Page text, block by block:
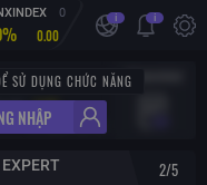
0
0.00
i i
nay: 0.00
kế: 0.00
Xem tất cả
SỬ DỤNG CHỨC NĂNG
NHẬP
2/5